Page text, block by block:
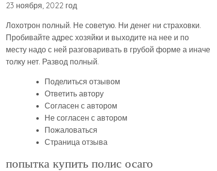
23 ноября, 2022 год
Лохотрон полный. Не советую. Ни денег ни страховки.
Пробивайте адрес хозяйки и выходите на нее и по
месту надо с ней разговаривать в грубой форме а иначе
толку нет. Развод полный.
Поделиться отзывом
Ответить автору
Согласен с автором
Не согласен с автором
Пожаловаться
Страница отзыва
попытка купить полис осаго